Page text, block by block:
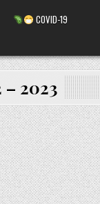
COVID-19
2023